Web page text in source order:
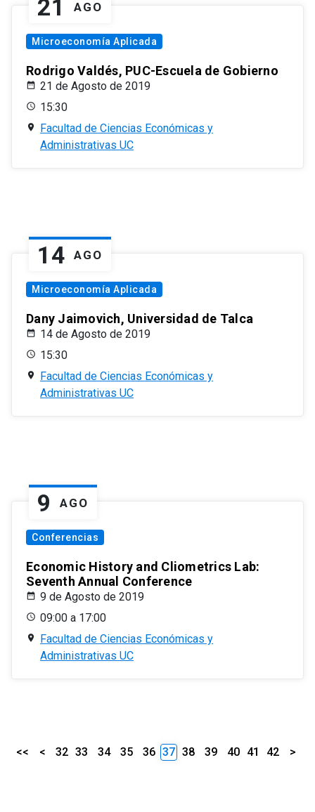
21 AGO
Microeconomía Aplicada
Rodrigo Valdés, PUC-Escuela de Gobierno
21 de Agosto de 2019
15:30
Facultad de Ciencias Económicas y
Administrativas UC
14 AGO
Microeconomía Aplicada
Dany Jaimovich, Universidad de Talca
14 de Agosto de 2019
15:30
Facultad de Ciencias Económicas y
Administrativas UC
9 AGO
Conferencias
Economic History and Cliometrics Lab:
Seventh Annual Conference
9 de Agosto de 2019
09:00 a 17:00
Facultad de Ciencias Económicas y
Administrativas UC
<< < 32 33 34 35 36 37 38 39 40 41 42 >